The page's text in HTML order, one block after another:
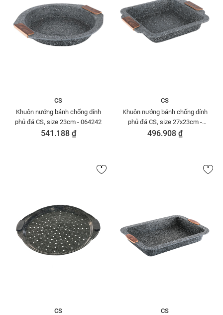
CS
Khuôn nướng bánh chống dính
phủ đá CS, size 23cm - 064242
541.188 ₫
CS
Khuôn nướng bánh chống dính
phủ đá CS, size 27x23cm -
064174
496.908 ₫
CS
CS